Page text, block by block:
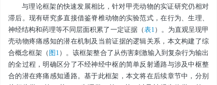
与理论框架的快速发展相比，针对甲壳动物的实证研究仍相对
滞后。现有研究多直接借鉴脊椎动物的实验范式，在行为、生理、
神经结构和药理等不同层面积累了一定证据（表1 ）。为直观呈现甲
壳动物疼痛感知的潜在机制及当前证据的逻辑关系，本文构建了综
合概念框架（ 图1 ）。该框架整合了从伤害刺激输入到复杂行为输出
的全过程，明确区分了不经神经中枢的简单反射通路与涉及中枢整
合的潜在疼痛感知通路。基于此框架，本文将在后续章节中，分别